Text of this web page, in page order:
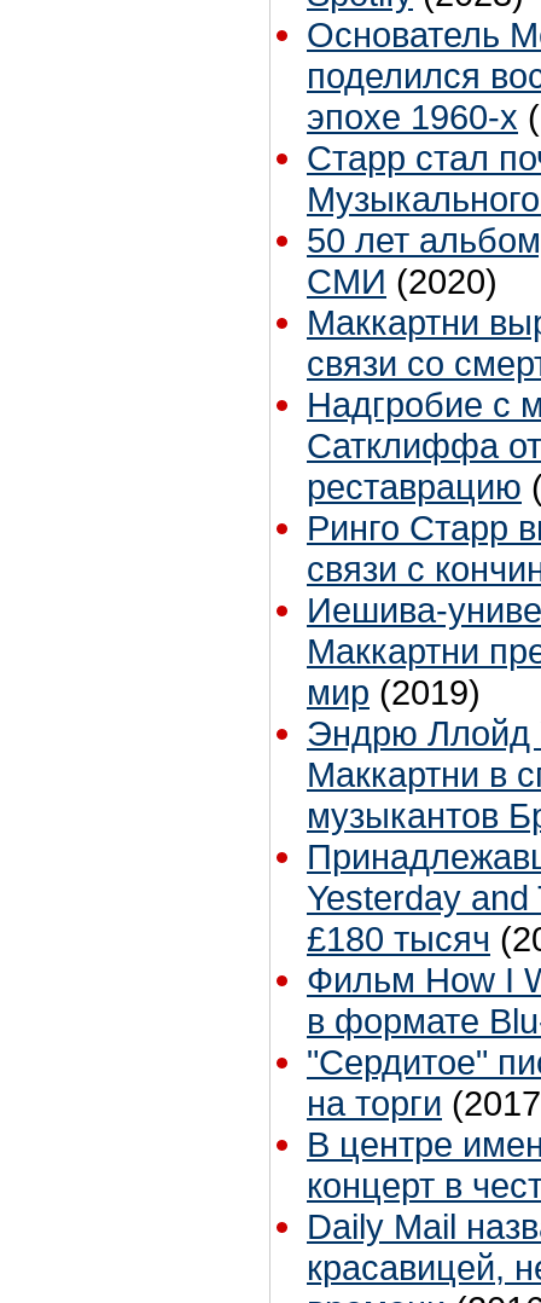
Основатель
поделился
эпохе 1960-х
Старр стал
50 лет
СМИ (2020)
Маккартни
связи со
Надгробие с
Сатклиффа
реставрацию
Ринго Старр
связи с
Иешива-
Маккартни
мир (2019)
Эндрю Ллойд
Маккартни в
музыкантов
Yesterday
£180 тысяч
Фильм How I
в формате
"Сердитое"
на торги
В центре
концерт в
Daily Mail
красавицей,